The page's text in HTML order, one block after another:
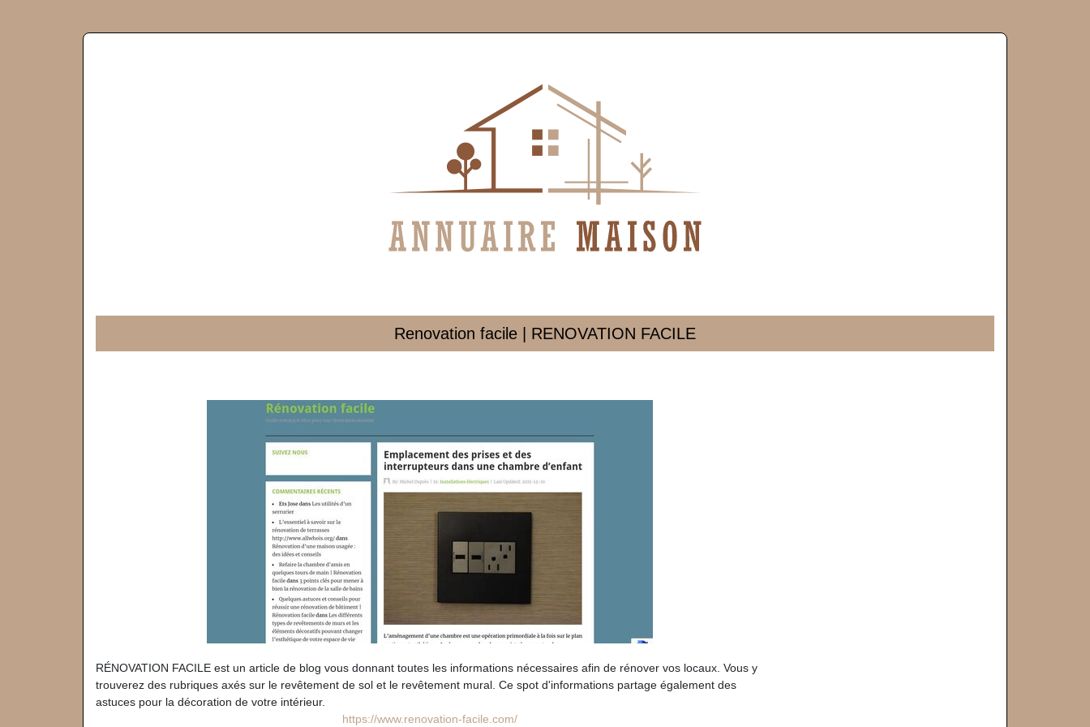
Renovation facile | RENOVATION FACILE
RÉNOVATION FACILE est un article de blog vous donnant toutes les informations nécessaires afin de rénover vos locaux. Vous y
trouverez des rubriques axés sur le revêtement de sol et le revêtement mural. Ce spot d'informations partage également des
astuces pour la décoration de votre intérieur.
https://www.renovation-facile.com/